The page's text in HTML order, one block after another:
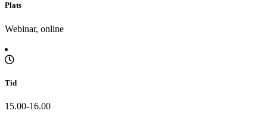
Plats
Webinar, online
Tid
15.00-16.00